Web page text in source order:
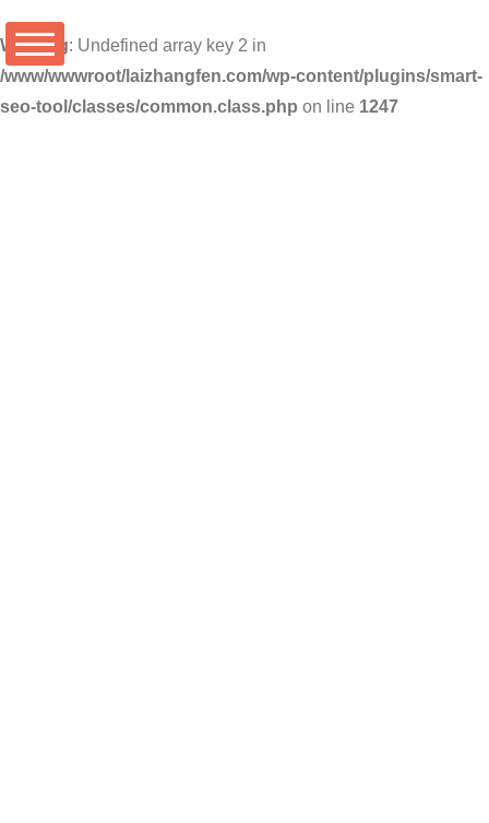
Warning: Undefined array key 2 in
/www/wwwroot/laizhangfen.com/wp-content/plugins/smart-
seo-tool/classes/common.class.php on line 1247